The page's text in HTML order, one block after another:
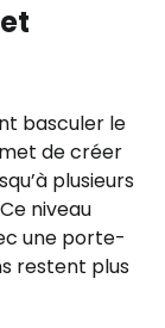
basculer le
de créer
plusieurs
niveau
une porte-
restent plus